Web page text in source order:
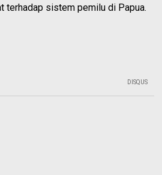
terhadap sistem pemilu di Papua.
DISQUS